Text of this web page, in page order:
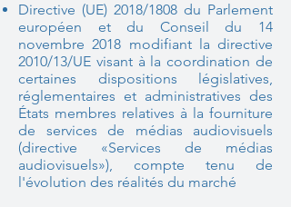
Directive (UE) 2018/1808 du Parlement
européen et du Conseil du 14
novembre 2018 modifiant la directive
2010/13/UE visant à la coordination de
certaines dispositions législatives,
réglementaires et administratives des
États membres relatives à la fourniture
de services de médias audiovisuels
(directive «Services de médias
audiovisuels»), compte tenu de
l'évolution des réalités du marché